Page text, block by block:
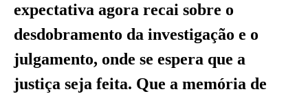
expectativa agora recai sobre o
desdobramento da investigação e o
julgamento, onde se espera que a
justiça seja feita. Que a memória de